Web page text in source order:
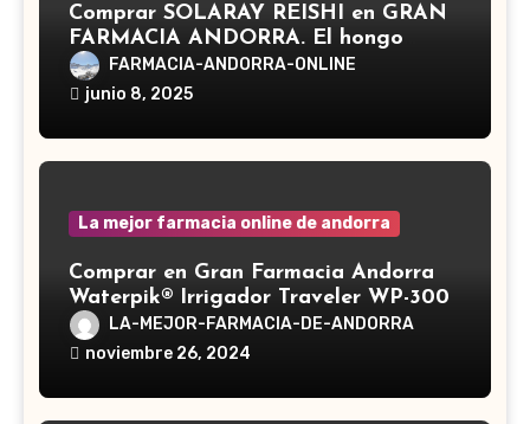
Comprar SOLARAY REISHI en GRAN
FARMACIA ANDORRA. El hongo
Reishi, cuyo nombre científico es
Ganoderma lucidum, es un hongo
en la medicina tradicional asiática
FARMACIA-ANDORRA-ONLINE
junio 8, 2025
La mejor farmacia online de andorra
Comprar en Gran Farmacia Andorra
Waterpik® Irrigador Traveler WP-300
LA-MEJOR-FARMACIA-DE-ANDORRA
noviembre 26, 2024